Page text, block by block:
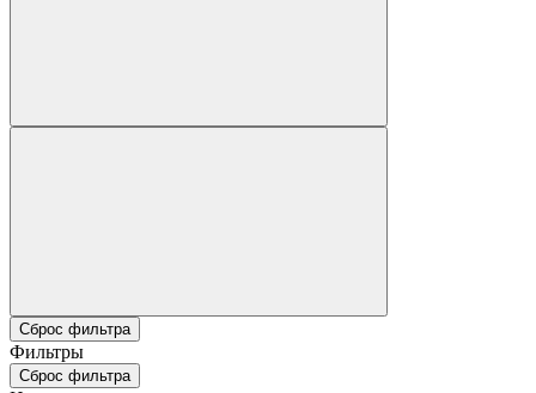
Сброс фильтра
Фильтры
Сброс фильтра